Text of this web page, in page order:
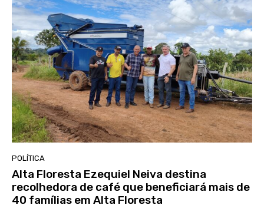
POLÍTICA
Alta Floresta Ezequiel Neiva destina
recolhedora de café que beneficiará mais de
40 famílias em Alta Floresta